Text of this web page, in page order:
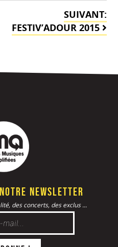
SUIVANT:
FESTIV’ADOUR 2015
notre newsletter
des concerts, des exclus ...